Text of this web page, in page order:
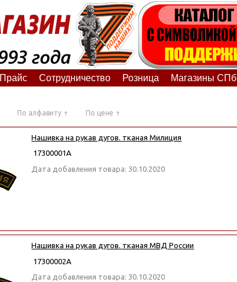
Прайс Сотрудничество Розница Магазины СПб
По алфавиту По цене
Нашивка на рукав дугов. тканая Милиция
17300001А
Дата добавления товара: 30.10.2020
Нашивка на рукав дугов. тканая МВД России
17300002А
Дата добавления товара: 30.10.2020